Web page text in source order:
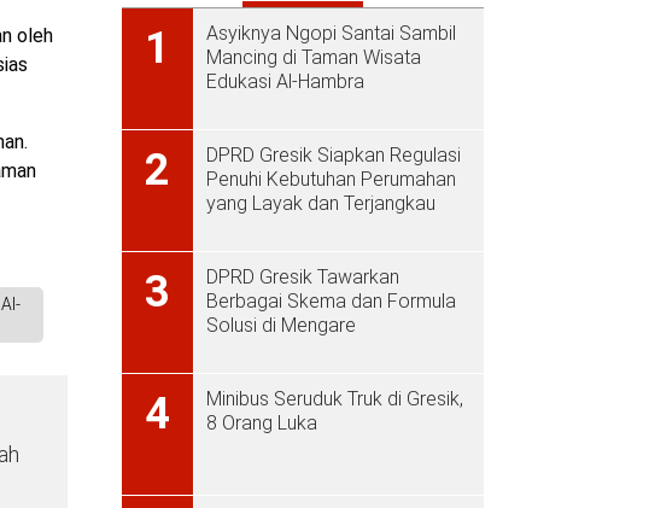
oleh
1
Asyiknya Ngopi Santai Sambil
Mancing di Taman Wisata
Edukasi Al-Hambra
2
DPRD Gresik Siapkan Regulasi
Penuhi Kebutuhan Perumahan
yang Layak dan Terjangkau
3
DPRD Gresik Tawarkan
Berbagai Skema dan Formula
Solusi di Mengare
4
Minibus Seruduk Truk di Gresik,
8 Orang Luka